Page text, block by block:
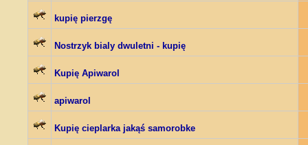
kupię pierzgę
Nostrzyk bialy dwuletni - kupię
Kupię Apiwarol
apiwarol
Kupię cieplarka jakąś samorobke